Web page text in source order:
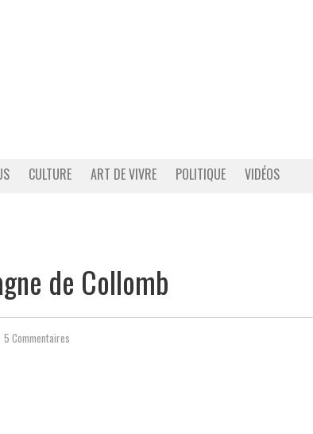
CULTURE ART DE VIVRE POLITIQUE VIDÉOS
de Collomb
5 Commentaires